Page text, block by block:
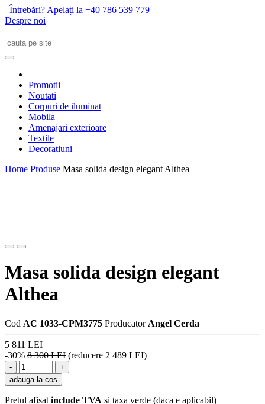
Întrebări? Apelați la +40 786 539 779
Despre noi
Promotii
Noutati
Corpuri de iluminat
Mobila
Amenajari exterioare
Textile
Decoratiuni
Home Produse Masa solida design elegant Althea
Masa solida design elegant
Althea
Cod AC 1033-CPM3775 Producator Angel Cerda
5 811 LEI
-30% 8 300 LEI (reducere 2 489 LEI)
adauga la cos
Pretul afisat include TVA si taxa verde (daca e aplicabil)